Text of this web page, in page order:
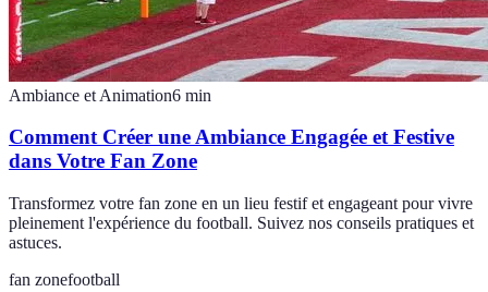
Ambiance et Animation6 min
Comment Créer une Ambiance Engagée et Festive
dans Votre Fan Zone
Transformez votre fan zone en un lieu festif et engageant pour vivre
pleinement l'expérience du football. Suivez nos conseils pratiques et
astuces.
fan zonefootball